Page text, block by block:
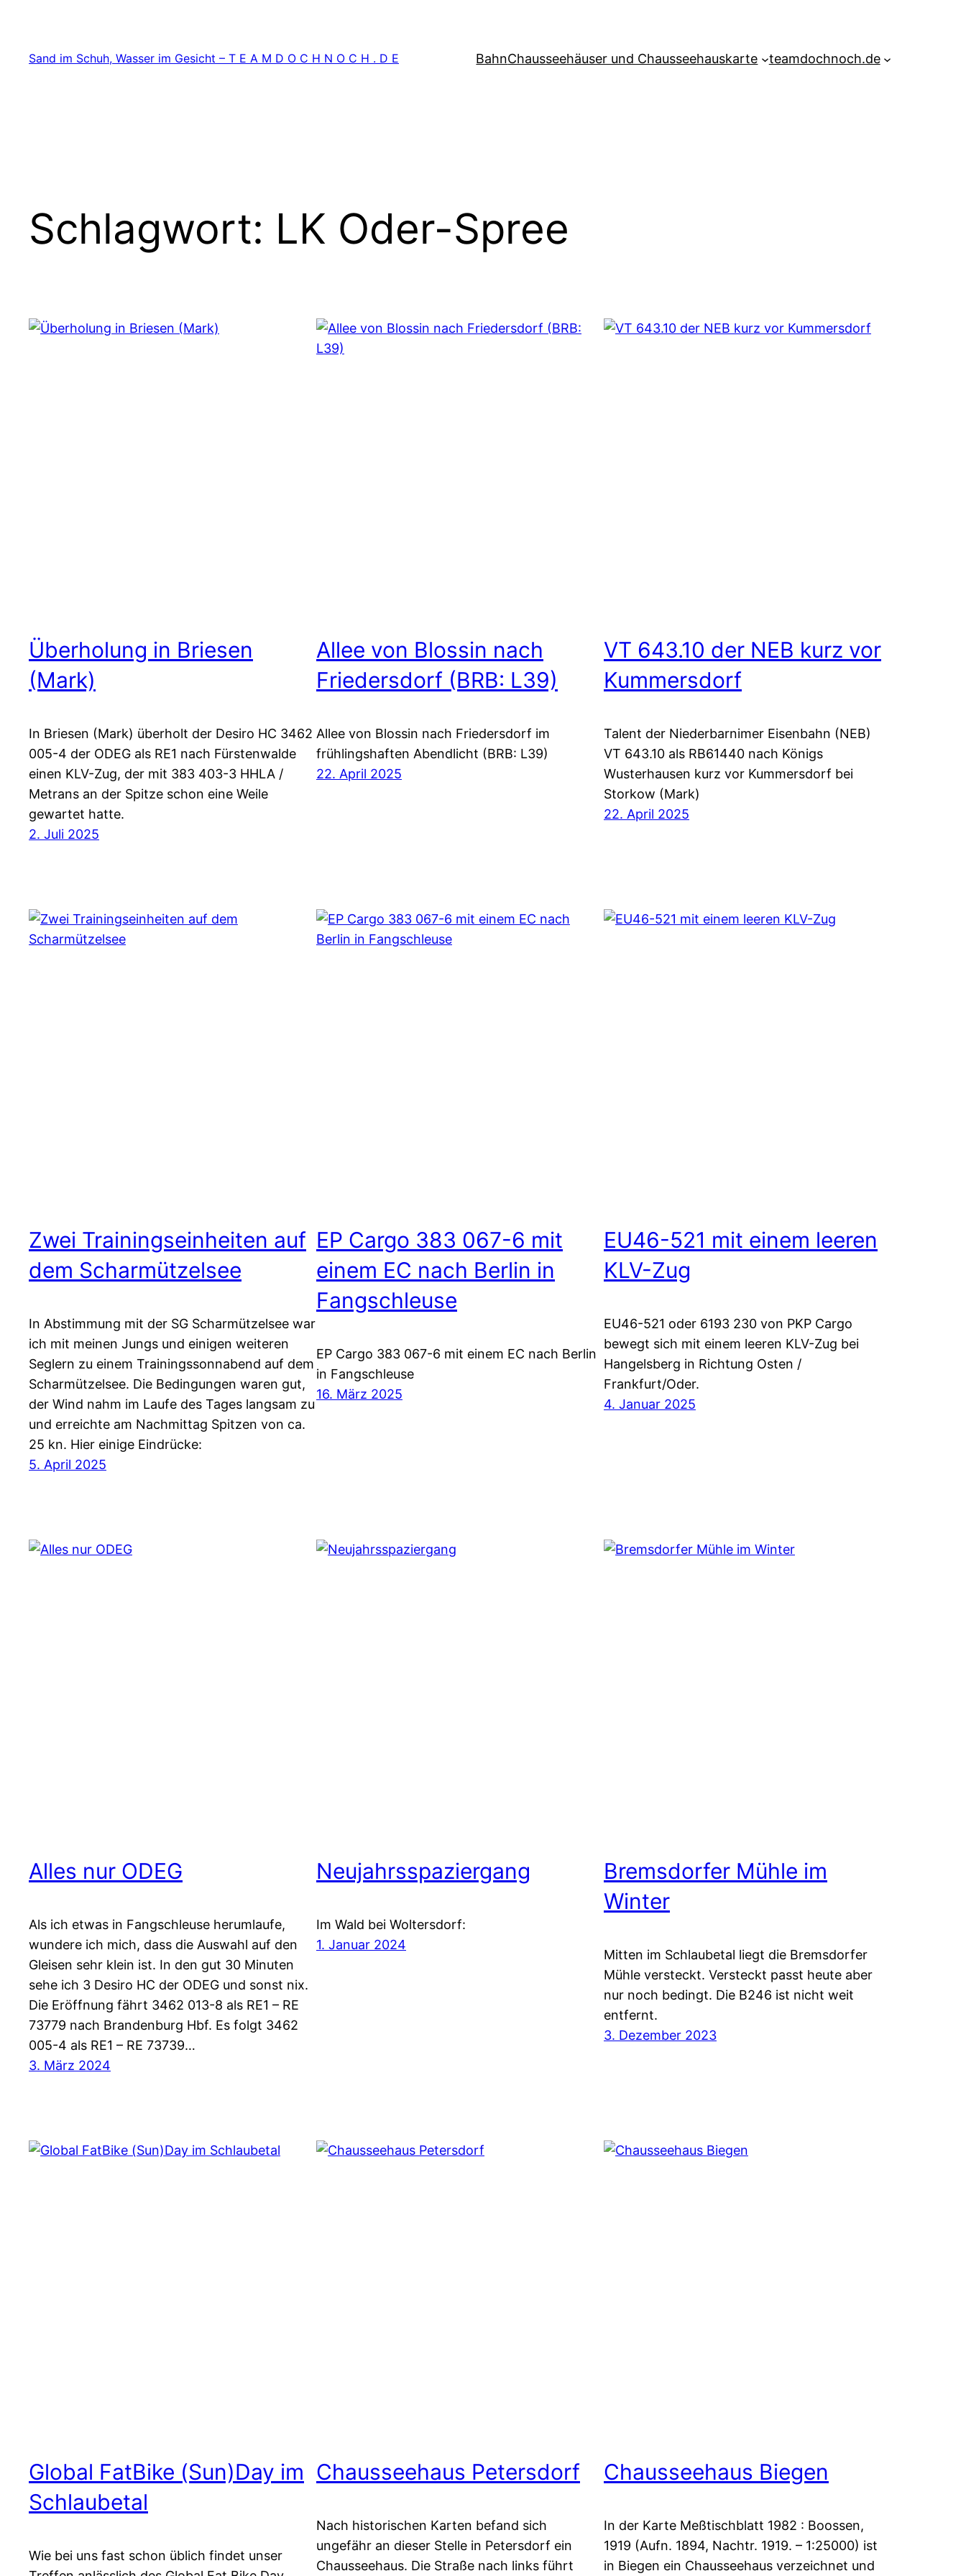
springen
Sand im Schuh, Wasser im Gesicht – T E A M D O C H N O C H . D E BahnChausseehäuser und Chausseehauskarte teamdochnoch.de
Schlagwort: LK Oder-Spree
Überholung in Briesen
(Mark)
In Briesen (Mark) überholt der Desiro HC 3462
005-4 der ODEG als RE1 nach Fürstenwalde
einen KLV-Zug, der mit 383 403-3 HHLA /
Metrans an der Spitze schon eine Weile
gewartet hatte.
2. Juli 2025
Allee von Blossin nach
Friedersdorf (BRB: L39)
Allee von Blossin nach Friedersdorf im
frühlingshaften Abendlicht (BRB: L39)
22. April 2025
VT 643.10 der NEB kurz vor
Kummersdorf
Talent der Niederbarnimer Eisenbahn (NEB)
VT 643.10 als RB61440 nach Königs
Wusterhausen kurz vor Kummersdorf bei
Storkow (Mark)
22. April 2025
Zwei Trainingseinheiten auf
dem Scharmützelsee
In Abstimmung mit der SG Scharmützelsee war
ich mit meinen Jungs und einigen weiteren
Seglern zu einem Trainingssonnabend auf dem
Scharmützelsee. Die Bedingungen waren gut,
der Wind nahm im Laufe des Tages langsam zu
und erreichte am Nachmittag Spitzen von ca.
25 kn. Hier einige Eindrücke:
5. April 2025
EP Cargo 383 067-6 mit
einem EC nach Berlin in
Fangschleuse
EP Cargo 383 067-6 mit einem EC nach Berlin
in Fangschleuse
16. März 2025
EU46-521 mit einem leeren
KLV-Zug
EU46-521 oder 6193 230 von PKP Cargo
bewegt sich mit einem leeren KLV-Zug bei
Hangelsberg in Richtung Osten /
Frankfurt/Oder.
4. Januar 2025
Alles nur ODEG
Als ich etwas in Fangschleuse herumlaufe,
wundere ich mich, dass die Auswahl auf den
Gleisen sehr klein ist. In den gut 30 Minuten
sehe ich 3 Desiro HC der ODEG und sonst nix.
Die Eröffnung fährt 3462 013-8 als RE1 – RE
73779 nach Brandenburg Hbf. Es folgt 3462
005-4 als RE1 – RE 73739…
3. März 2024
Neujahrsspaziergang
Im Wald bei Woltersdorf:
1. Januar 2024
Bremsdorfer Mühle im
Winter
Mitten im Schlaubetal liegt die Bremsdorfer
Mühle versteckt. Versteckt passt heute aber
nur noch bedingt. Die B246 ist nicht weit
entfernt.
3. Dezember 2023
Global FatBike (Sun)Day im
Schlaubetal
Wie bei uns fast schon üblich findet unser
Chausseehaus Petersdorf
Nach historischen Karten befand sich
ungefähr an dieser Stelle in Petersdorf ein
Chausseehaus. Die Straße nach links führt
Chausseehaus Biegen
In der Karte Meßtischblatt 1982 : Boossen,
1919 (Aufn. 1894, Nachtr. 1919. – 1:25000) ist
in Biegen ein Chausseehaus verzeichnet und